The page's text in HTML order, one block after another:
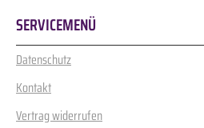
SERVICEMENÜ
Datenschutz
Kontakt
Vertrag widerrufen